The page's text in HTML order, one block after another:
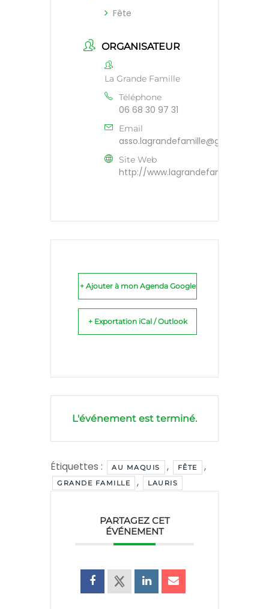
Fête
ORGANISATEUR
La Grande Famille
Téléphone
06 68 30 97 31
Email
asso.lagrandefamille@gmail.com
Site Web
http://www.lagrandefamille.org
+ Ajouter à mon Agenda Google
+ Exportation iCal / Outlook
L'événement est terminé.
Étiquettes : AU MAQUIS , FÊTE ,
GRANDE FAMILLE , LAURIS
PARTAGEZ CET
ÉVÉNEMENT